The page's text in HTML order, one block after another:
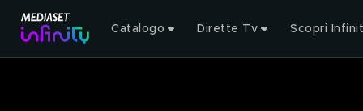
Catalogo Dirette Tv Scopri